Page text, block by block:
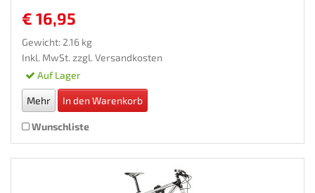
€ 16,95
Gewicht: 2.16 kg
Inkl. MwSt. zzgl. Versandkosten
Auf Lager
Mehr In den Warenkorb
Wunschliste